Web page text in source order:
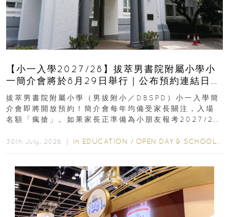
【小一入學2027/28】拔萃男書院附屬小學小
一簡介會將於8月29日舉行｜公布預約連結日期
｜更設有網上重溫
拔萃男書院附屬小學（男拔附小／DBSPD）小一入學簡
介會即將開放預約！簡介會每年均備受家長關注，入場
名額「瘋搶」。如果家長正準備為小朋友報考2027/28
30th July, 2026 ｜ In EDUCATION / OPEN DAY & SCHOOL EVENTS